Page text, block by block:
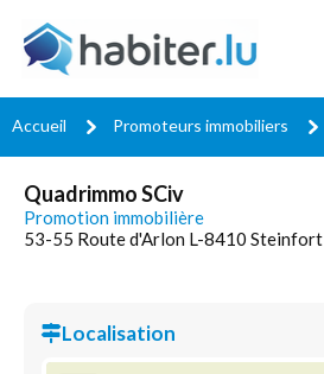
Accueil Promoteurs immobiliers
Quadrimmo SCiv
Promotion immobilière
53-55 Route d'Arlon L-8410 Steinfort
Localisation